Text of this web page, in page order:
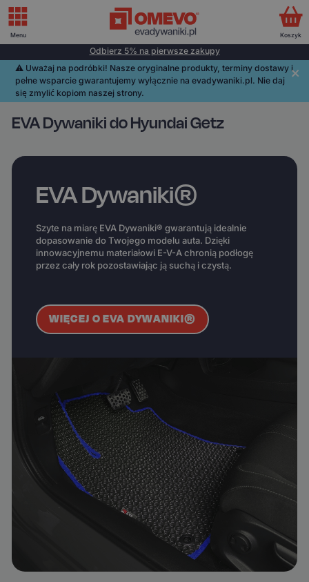
Odbierz 5% na pierwsze zakupy
⚠️️ Uważaj na podróbki! Nasze oryginalne produkty, terminy dostawy i
pełne wsparcie gwarantujemy wyłącznie na evadywaniki.pl. Nie daj
się zmylić kopiom naszej strony.
EVA Dywaniki do Hyundai Getz
EVA Dywaniki®
Szyte na miarę EVA Dywaniki® gwarantują idealnie
dopasowanie do Twojego modelu auta. Dzięki
innowacyjnemu materiałowi E-V-A chronią podłogę
przez cały rok pozostawiając ją suchą i czystą.
WIĘCEJ O EVA DYWANIKI®
Menu Koszyk